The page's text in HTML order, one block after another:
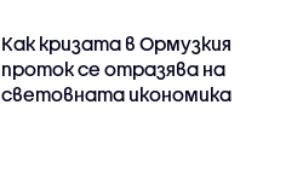
Как кризата в Ормузкия
проток се отразява на
световната икономика